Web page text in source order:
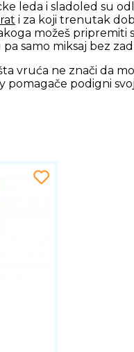
leda i sladoled su
i za koji trenutak
možeš pripremiti
samo miksaj bez
vruća ne znači da
pomagače podigni